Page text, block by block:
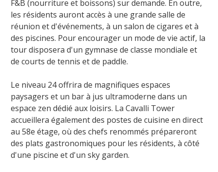
F&B (nourriture et boissons) sur demande. En outre,
les résidents auront accès à une grande salle de
réunion et d'événements, à un salon de cigares et à
des piscines. Pour encourager un mode de vie actif, la
tour disposera d'un gymnase de classe mondiale et
de courts de tennis et de paddle.
Le niveau 24 offrira de magnifiques espaces
paysagers et un bar à jus ultramoderne dans un
espace zen dédié aux loisirs. La Cavalli Tower
accueillera également des postes de cuisine en direct
au 58e étage, où des chefs renommés prépareront
des plats gastronomiques pour les résidents, à côté
d'une piscine et d'un sky garden.